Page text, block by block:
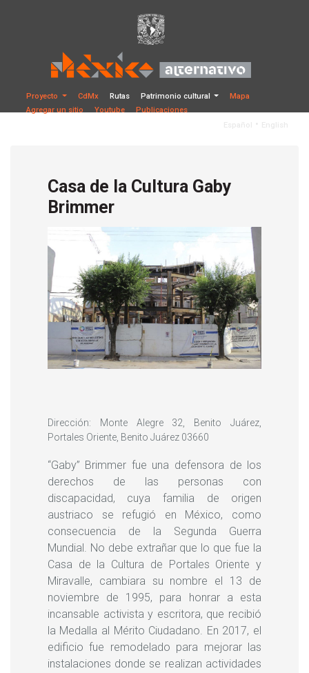
Proyecto CdMx Rutas Patrimonio cultural
Mapa
Agregar un sitio
Youtube
Publicaciones
Casa de la Cultura Gaby
Brimmer
Dirección: Monte Alegre 32, Benito Juárez,
Portales Oriente, Benito Juárez 03660
“Gaby” Brimmer fue una defensora de los
derechos de las personas con
discapacidad, cuya familia de origen
austriaco se refugió en México, como
consecuencia de la Segunda Guerra
Mundial. No debe extrañar que lo que fue la
Casa de la Cultura de Portales Oriente y
Miravalle, cambiara su nombre el 13 de
noviembre de 1995, para honrar a esta
incansable activista y escritora, que recibió
la Medalla al Mérito Ciudadano. En 2017, el
edificio fue remodelado para mejorar las
instalaciones donde se realizan actividades